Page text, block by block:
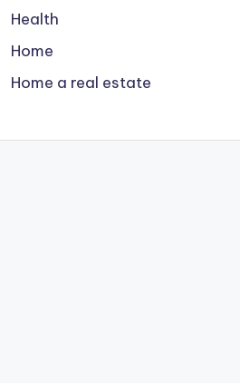
Health
Home
Home a real estate